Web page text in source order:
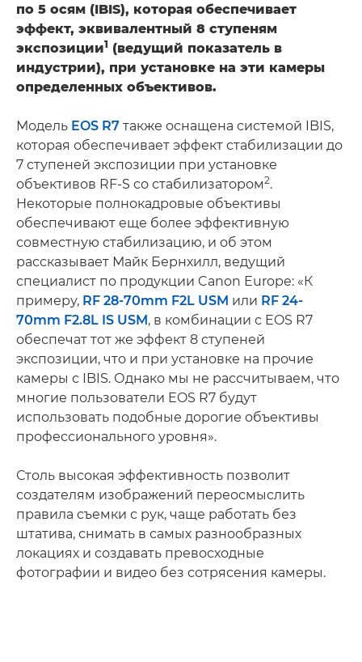
по 5 осям (IBIS), которая обеспечивает
эффект, эквивалентный 8 ступеням
экспозиции1 (ведущий показатель в
индустрии), при установке на эти камеры
определенных объективов.
Модель EOS R7 также оснащена системой IBIS,
которая обеспечивает эффект стабилизации до
7 ступеней экспозиции при установке
объективов RF-S со стабилизатором2.
Некоторые полнокадровые объективы
обеспечивают еще более эффективную
совместную стабилизацию, и об этом
рассказывает Майк Бернхилл, ведущий
специалист по продукции Canon Europe: «К
примеру, RF 28-70mm F2L USM или RF 24-
70mm F2.8L IS USM, в комбинации с EOS R7
обеспечат тот же эффект 8 ступеней
экспозиции, что и при установке на прочие
камеры с IBIS. Однако мы не рассчитываем, что
многие пользователи EOS R7 будут
использовать подобные дорогие объективы
профессионального уровня».
Столь высокая эффективность позволит
создателям изображений переосмыслить
правила съемки с рук, чаще работать без
штатива, снимать в самых разнообразных
локациях и создавать превосходные
фотографии и видео без сотрясения камеры.